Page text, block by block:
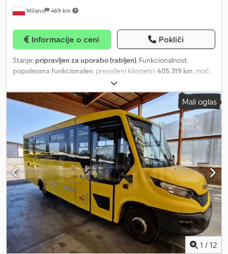
Milano 469 km
Informacije o ceni Pokliči
Stanje: pripravljen za uporabo (rabljen), Funkcionalnost:
popolnoma funkcionalen, prevoženi kilometri:405.319 km, moč:
, vrsta goriva:dizel
konfiguracija osi:2 osi, prva registracija:10/2012, emisijski razred:
Euro 5, zavore:retarder, velikost pnevmatike:225/75 R16C, število
, Oprema:ABS, klimatska naprava, nadzor oprijema,
parkirni grelec, Minibus – Iveco Daily Tehnični podatki: - Datum
prve registracije: 2012 Dkedpfsztlu Djx Aprer - Prevoženi kilometri:
405.319 - Število sedežev: 27 - Evro razred: Euro 5 - Gorivo: dizel -
Prenos: ročni menjalnik - Moč: 125 kW (170 KM) - Dolžina: 7,51 m -
Število osi: 2 - Motor: IVECO Oprema: - Klima naprava - ABS - ASR -
Retarder (zavora-upor) - Varnostni pasovi - Zavese - Predvajalnik
CD-jev - Statična grelna naprava Prodano s strani Fleequid,
evropske platforme za prodajo rabljenih avtobusov.
Mali oglas
1 / 12